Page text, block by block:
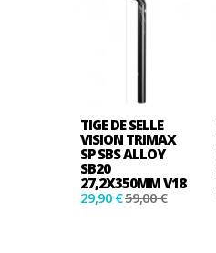
TIGE DE SELLE
VISION TRIMAX
SP SBS ALLOY
SB20
27,2X350MM V18
29,90 €59,00 €